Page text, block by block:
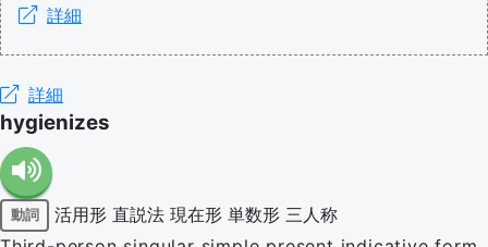
詳細
詳細
hygienizes
動詞 活用形 直説法 現在形 単数形 三人称